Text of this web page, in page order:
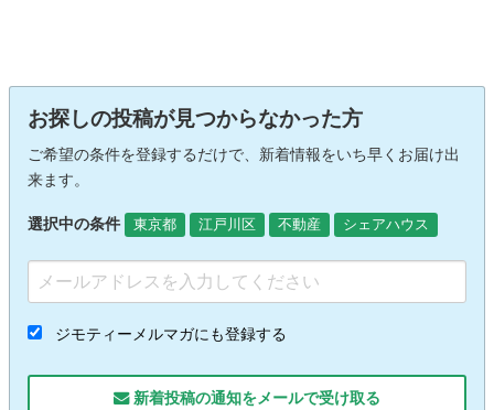
お探しの投稿が見つからなかった方
ご希望の条件を登録するだけで、新着情報をいち早くお届け出
来ます。
選択中の条件 東京都 江戸川区 不動産 シェアハウス
ジモティーメルマガにも登録する
新着投稿の通知をメールで受け取る